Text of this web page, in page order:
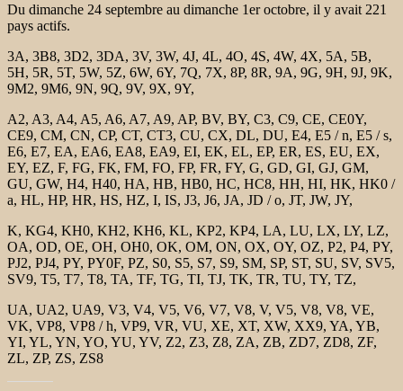
Du dimanche 24 septembre au dimanche 1er octobre, il y avait 221
pays actifs.
3A, 3B8, 3D2, 3DA, 3V, 3W, 4J, 4L, 4O, 4S, 4W, 4X, 5A, 5B,
5H, 5R, 5T, 5W, 5Z, 6W, 6Y, 7Q, 7X, 8P, 8R, 9A, 9G, 9H, 9J, 9K,
9M2, 9M6, 9N, 9Q, 9V, 9X, 9Y,
A2, A3, A4, A5, A6, A7, A9, AP, BV, BY, C3, C9, CE, CE0Y,
CE9, CM, CN, CP, CT, CT3, CU, CX, DL, DU, E4, E5 / n, E5 / s,
E6, E7, EA, EA6, EA8, EA9, EI, EK, EL, EP, ER, ES, EU, EX,
EY, EZ, F, FG, FK, FM, FO, FP, FR, FY, G, GD, GI, GJ, GM,
GU, GW, H4, H40, HA, HB, HB0, HC, HC8, HH, HI, HK, HK0 /
a, HL, HP, HR, HS, HZ, I, IS, J3, J6, JA, JD / o, JT, JW, JY,
K, KG4, KH0, KH2, KH6, KL, KP2, KP4, LA, LU, LX, LY, LZ,
OA, OD, OE, OH, OH0, OK, OM, ON, OX, OY, OZ, P2, P4, PY,
PJ2, PJ4, PY, PY0F, PZ, S0, S5, S7, S9, SM, SP, ST, SU, SV, SV5,
SV9, T5, T7, T8, TA, TF, TG, TI, TJ, TK, TR, TU, TY, TZ,
UA, UA2, UA9, V3, V4, V5, V6, V7, V8, V, V5, V8, V8, VE,
VK, VP8, VP8 / h, VP9, ​​VR, VU, XE, XT, XW, XX9, YA, YB,
YI, YL, YN, YO, YU, YV, Z2, Z3, Z8, ZA, ZB, ZD7, ZD8, ZF,
ZL, ZP, ZS, ZS8